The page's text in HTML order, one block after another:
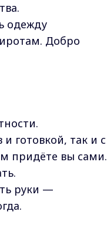
одежду
Добро
готовкой, так и с
придёте вы сами.
руки —